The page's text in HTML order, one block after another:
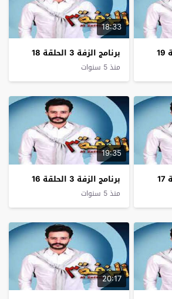
18:33
برنامج الزفة 3 الحلقة 18
منذ 5 سنوات
19:35
برنامج الزفة 3 الحلقة 16
منذ 5 سنوات
20:17